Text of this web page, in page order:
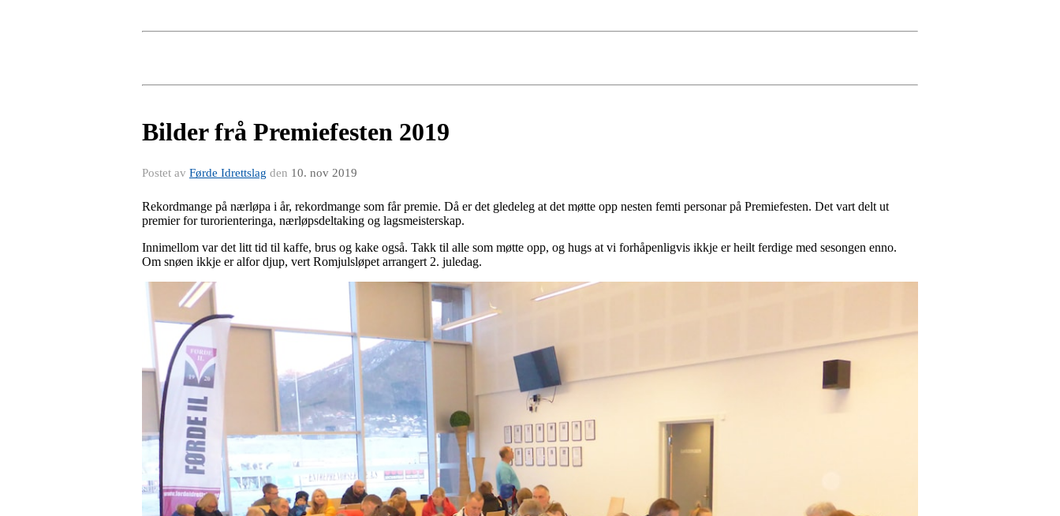
Bilder frå Premiefesten 2019
Postet av Førde Idrettslag den 10. nov 2019
Rekordmange på nærløpa i år, rekordmange som får premie. Då er det gledeleg at det møtte opp nesten femti personar på Premiefesten. Det vart delt ut
premier for turorienteringa, nærløpsdeltaking og lagsmeisterskap.
Innimellom var det litt tid til kaffe, brus og kake også. Takk til alle som møtte opp, og hugs at vi forhåpenligvis ikkje er heilt ferdige med sesongen enno.
Om snøen ikkje er alfor djup, vert Romjulsløpet arrangert 2. juledag.